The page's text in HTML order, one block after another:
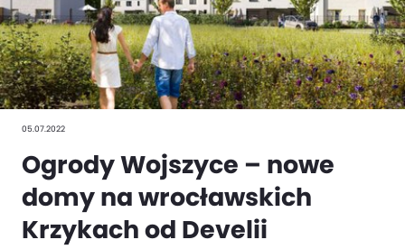
05.07.2022
Ogrody Wojszyce – nowe
domy na wrocławskich
Krzykach od Develii